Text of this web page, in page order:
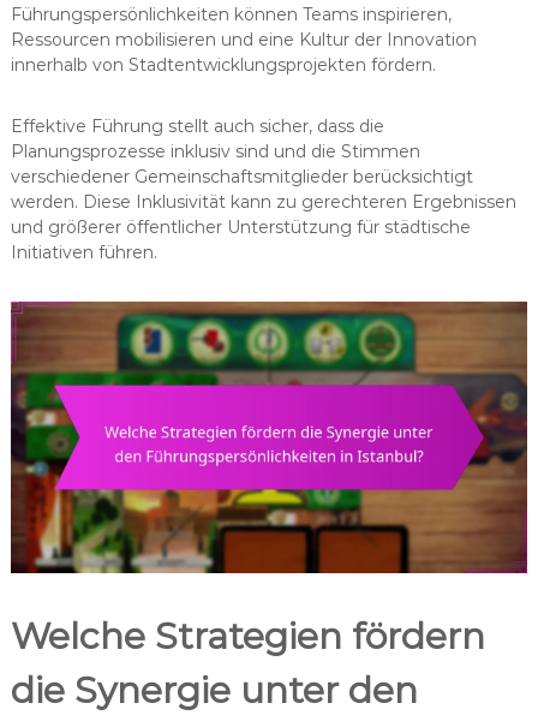
Führungspersönlichkeiten können Teams inspirieren,
Ressourcen mobilisieren und eine Kultur der Innovation
innerhalb von Stadtentwicklungsprojekten fördern.
Effektive Führung stellt auch sicher, dass die
Planungsprozesse inklusiv sind und die Stimmen
verschiedener Gemeinschaftsmitglieder berücksichtigt
werden. Diese Inklusivität kann zu gerechteren Ergebnissen
und größerer öffentlicher Unterstützung für städtische
Initiativen führen.
Welche Strategien fördern
die Synergie unter den